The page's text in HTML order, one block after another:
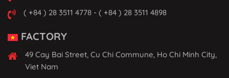
( +84 ) 28 3511 4778 - ( +84 ) 28 3511 4898
FACTORY
49 Cay Bai Street, Cu Chi Commune, Ho Chi Minh City,
Viet Nam